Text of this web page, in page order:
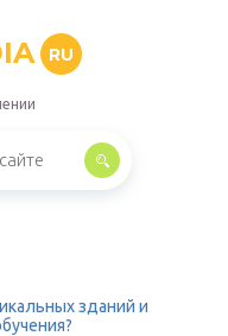
RU
зданий и